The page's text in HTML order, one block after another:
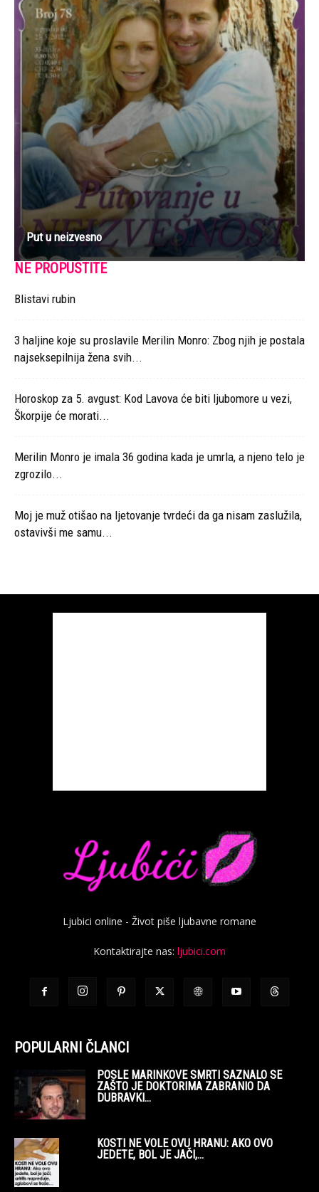
Put u neizvesno
NE PROPUSTITE
Blistavi rubin
3 haljine koje su proslavile Merilin Monro: Zbog njih je postala
najseksepilnija žena svih...
Horoskop za 5. avgust: Kod Lavova će biti ljubomore u vezi,
Škorpije će morati...
Merilin Monro je imala 36 godina kada je umrla, a njeno telo je
zgrozilo...
Moj je muž otišao na ljetovanje tvrdeći da ga nisam zaslužila,
ostavivši me samu...
Ljubici online - Život piše ljubavne romane
Kontaktirajte nas: ljubici.com
POPULARNI ČLANCI
POSLE MARINKOVE SMRTI SAZNALO SE
ZAŠTO JE DOKTORIMA ZABRANIO DA
DUBRAVKI...
KOSTI NE VOLE OVU HRANU: AKO OVO
JEDETE, BOL JE JAČI,...